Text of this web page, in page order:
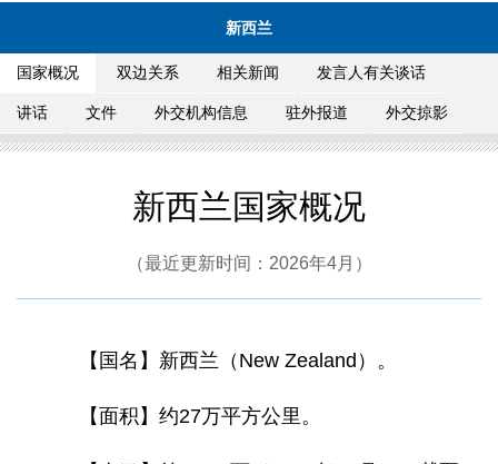
新西兰
国家概况 双边关系 相关新闻 发言人有关谈话
讲话 文件 外交机构信息 驻外报道 外交掠影
新西兰国家概况
（最近更新时间：2026年4月）
【国名】新西兰（New Zealand）。
【面积】约27万平方公里。